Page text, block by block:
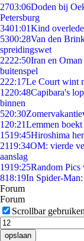
2703:06Doden bij
Petersburg
3401:01Kind
5300:28Van den
spreidingswet
2222:50Iran en
buitenspel
222:17Le Court wint
1220:48Capibara's
binnen
520:30
1 20:21Lemmen
1519:45Hiroshima
2119:34OM: vierde
aanslag
1919:25Random Pics
818:19In Spider-
Forum
Forum
Scrollbar gebruiken
opslaan